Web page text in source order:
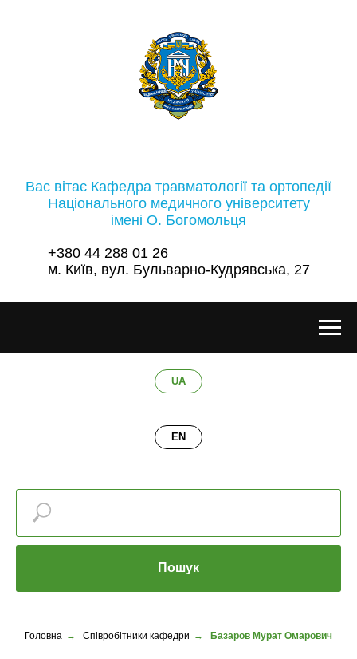
Вас вітає Кафедра травматології та ортопедії
Національного медичного університету
імені О. Богомольця
+380 44 288 01 26
м. Київ, вул. Бульварно-Кудрявська, 27
UA
EN
Пошук
Головна → Співробітники кафедри → Базаров Мурат Омарович